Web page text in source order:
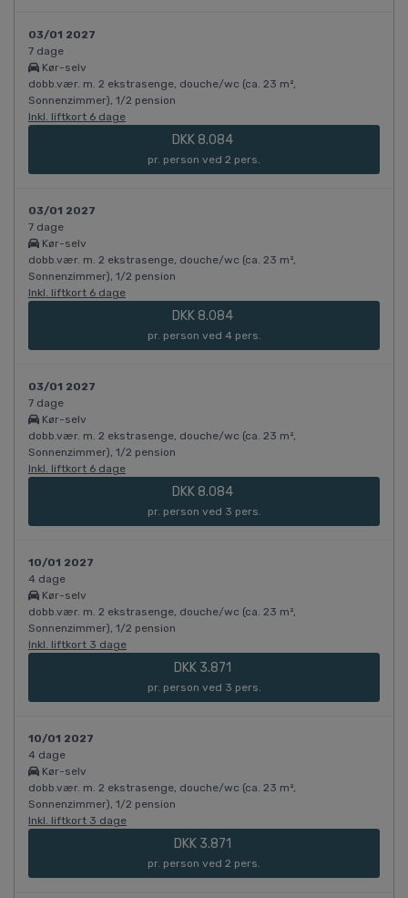
03/01 2027
7 dage
Kør-selv
dobb.vær. m. 2 ekstrasenge, douche/wc (ca. 23 m²,
Sonnenzimmer), 1/2 pension
Inkl. liftkort 6 dage
DKK 8.084
pr. person ved 2 pers.
03/01 2027
7 dage
Kør-selv
dobb.vær. m. 2 ekstrasenge, douche/wc (ca. 23 m²,
Sonnenzimmer), 1/2 pension
Inkl. liftkort 6 dage
DKK 8.084
pr. person ved 4 pers.
03/01 2027
7 dage
Kør-selv
dobb.vær. m. 2 ekstrasenge, douche/wc (ca. 23 m²,
Sonnenzimmer), 1/2 pension
Inkl. liftkort 6 dage
DKK 8.084
pr. person ved 3 pers.
10/01 2027
4 dage
Kør-selv
dobb.vær. m. 2 ekstrasenge, douche/wc (ca. 23 m²,
Sonnenzimmer), 1/2 pension
Inkl. liftkort 3 dage
DKK 3.871
pr. person ved 3 pers.
10/01 2027
4 dage
Kør-selv
dobb.vær. m. 2 ekstrasenge, douche/wc (ca. 23 m²,
Sonnenzimmer), 1/2 pension
Inkl. liftkort 3 dage
DKK 3.871
pr. person ved 2 pers.